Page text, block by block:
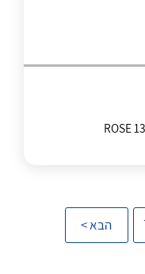
לכל מוצרי היצרן
הבא >